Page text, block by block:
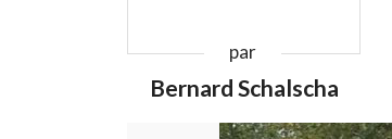
par
Bernard Schalscha